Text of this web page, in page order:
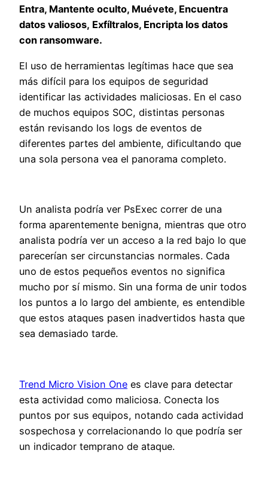
Entra, Mantente oculto, Muévete, Encuentra
datos valiosos, Exfíltralos, Encripta los datos
con ransomware.
El uso de herramientas legítimas hace que sea
más difícil para los equipos de seguridad
identificar las actividades maliciosas. En el caso
de muchos equipos SOC, distintas personas
están revisando los logs de eventos de
diferentes partes del ambiente, dificultando que
una sola persona vea el panorama completo.
Un analista podría ver PsExec correr de una
forma aparentemente benigna, mientras que otro
analista podría ver un acceso a la red bajo lo que
parecerían ser circunstancias normales. Cada
uno de estos pequeños eventos no significa
mucho por sí mismo. Sin una forma de unir todos
los puntos a lo largo del ambiente, es entendible
que estos ataques pasen inadvertidos hasta que
sea demasiado tarde.
Trend Micro Vision One es clave para detectar
esta actividad como maliciosa. Conecta los
puntos por sus equipos, notando cada actividad
sospechosa y correlacionando lo que podría ser
un indicador temprano de ataque.